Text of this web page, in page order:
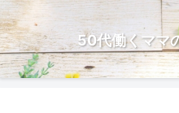
50代働くママ